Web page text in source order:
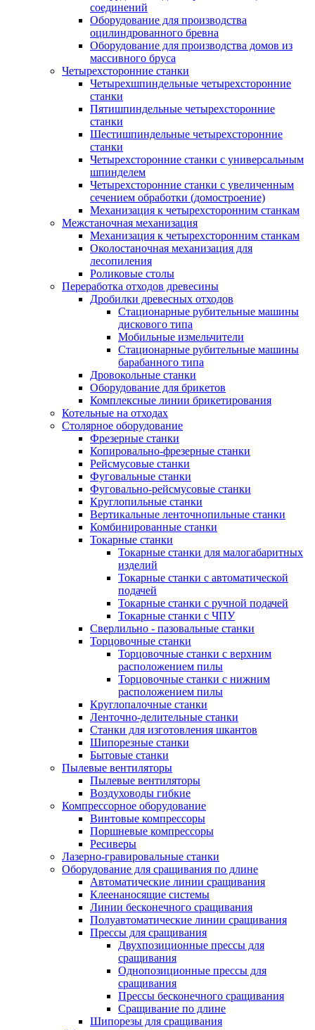
соединений
Оборудование для производства
оцилиндрованного бревна
Оборудование для производства домов из
массивного бруса
Четырехсторонние станки
Четырехшпиндельные четырехсторонние
станки
Пятишпиндельные четырехсторонние
станки
Шестишпиндельные четырехсторонние
станки
Четырехсторонние станки с универсальным
шпинделем
Четырехсторонние станки с увеличенным
сечением обработки (домостроение)
Механизация к четырехсторонним станкам
Межстаночная механизация
Механизация к четырехсторонним станкам
Околостаночная механизация для
лесопиления
Роликовые столы
Переработка отходов древесины
Дробилки древесных отходов
Стационарные рубительные машины
дискового типа
Мобильные измельчители
Стационарные рубительные машины
барабанного типа
Дровокольные станки
Оборудование для брикетов
Комплексные линии брикетирования
Котельные на отходах
Столярное оборудование
Фрезерные станки
Копировально-фрезерные станки
Рейсмусовые станки
Фуговальные станки
Фуговально-рейсмусовые станки
Круглопильные станки
Вертикальные ленточнопильные станки
Комбинированные станки
Токарные станки
Токарные станки для малогабаритных
изделий
Токарные станки с автоматической
подачей
Токарные станки с ручной подачей
Токарные станки с ЧПУ
Сверлильно - пазовальные станки
Торцовочные станки
Торцовочные станки с верхним
расположением пилы
Торцовочные станки с нижним
расположением пилы
Круглопалочные станки
Ленточно-делительные станки
Станки для изготовления шкантов
Шипорезные станки
Бытовые станки
Пылевые вентиляторы
Пылевые вентиляторы
Воздуховоды гибкие
Компрессорное оборудование
Винтовые компрессоры
Поршневые компрессоры
Ресиверы
Лазерно-гравировальные станки
Оборудование для сращивания по длине
Автоматические линии сращивания
Клеенаносящие системы
Линии бесконечного сращивания
Полуавтоматические линии сращивания
Прессы для сращивания
Двухпозиционные прессы для
сращивания
Однопозиционные прессы для
сращивания
Прессы бесконечного сращивания
Сращивание по длине
Шипорезы для сращивания